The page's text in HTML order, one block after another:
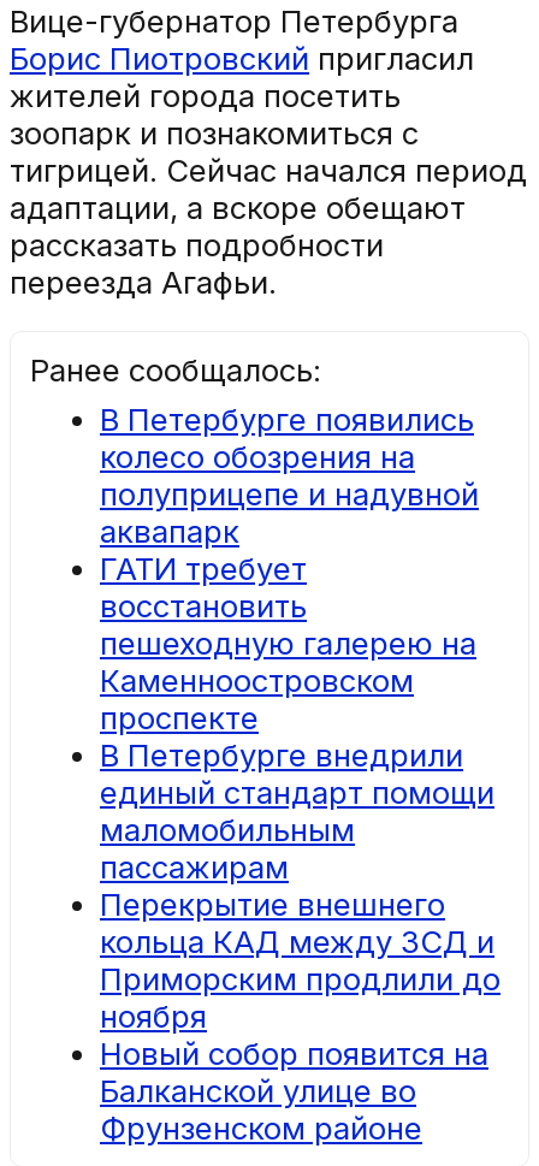
Вице-губернатор Петербурга
Борис Пиотровский пригласил
жителей города посетить
зоопарк и познакомиться с
тигрицей. Сейчас начался период
адаптации, а вскоре обещают
рассказать подробности
переезда Агафьи.
Ранее сообщалось:
В Петербурге появились
колесо обозрения на
полуприцепе и надувной
аквапарк
ГАТИ требует
восстановить
пешеходную галерею на
Каменноостровском
проспекте
В Петербурге внедрили
единый стандарт помощи
маломобильным
пассажирам
Перекрытие внешнего
кольца КАД между ЗСД и
Приморским продлили до
ноября
Новый собор появится на
Балканской улице во
Фрунзенском районе